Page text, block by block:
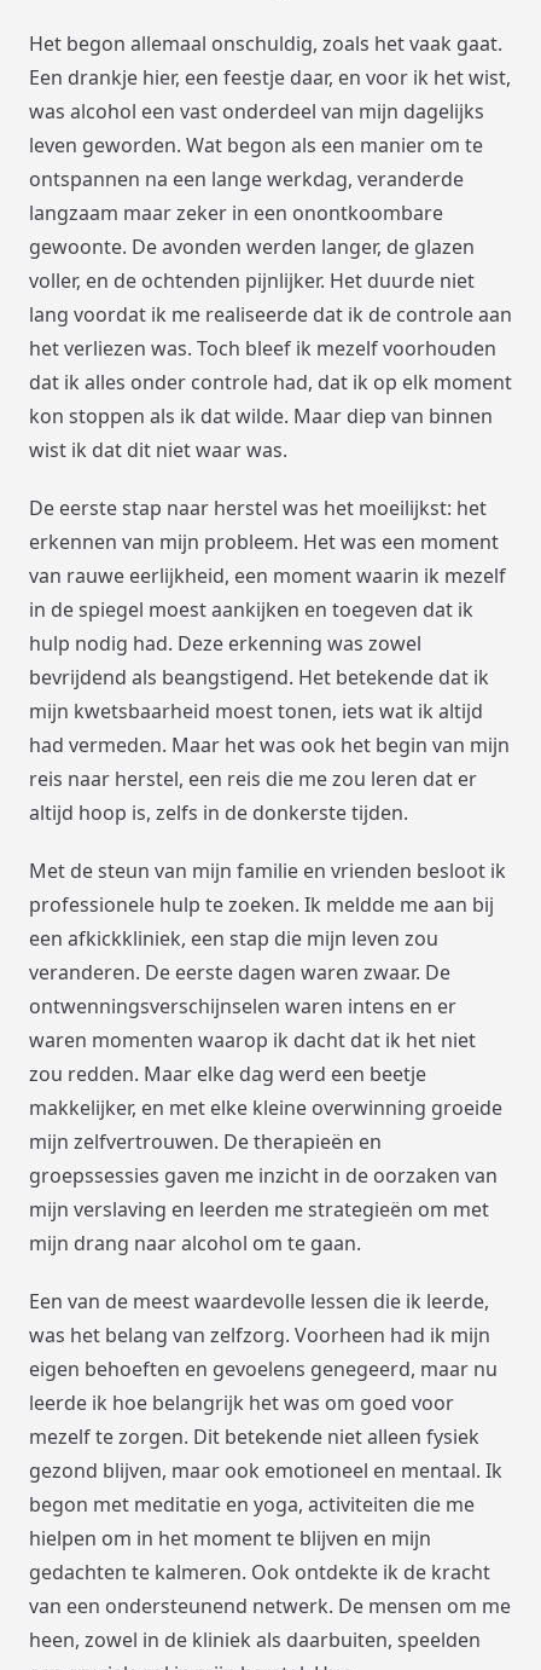
Het begon allemaal onschuldig, zoals het vaak gaat.
Een drankje hier, een feestje daar, en voor ik het wist,
was alcohol een vast onderdeel van mijn dagelijks
leven geworden. Wat begon als een manier om te
ontspannen na een lange werkdag, veranderde
langzaam maar zeker in een onontkoombare
gewoonte. De avonden werden langer, de glazen
voller, en de ochtenden pijnlijker. Het duurde niet
lang voordat ik me realiseerde dat ik de controle aan
het verliezen was. Toch bleef ik mezelf voorhouden
dat ik alles onder controle had, dat ik op elk moment
kon stoppen als ik dat wilde. Maar diep van binnen
wist ik dat dit niet waar was.
De eerste stap naar herstel was het moeilijkst: het
erkennen van mijn probleem. Het was een moment
van rauwe eerlijkheid, een moment waarin ik mezelf
in de spiegel moest aankijken en toegeven dat ik
hulp nodig had. Deze erkenning was zowel
bevrijdend als beangstigend. Het betekende dat ik
mijn kwetsbaarheid moest tonen, iets wat ik altijd
had vermeden. Maar het was ook het begin van mijn
reis naar herstel, een reis die me zou leren dat er
altijd hoop is, zelfs in de donkerste tijden.
Met de steun van mijn familie en vrienden besloot ik
professionele hulp te zoeken. Ik meldde me aan bij
een afkickkliniek, een stap die mijn leven zou
veranderen. De eerste dagen waren zwaar. De
ontwenningsverschijnselen waren intens en er
waren momenten waarop ik dacht dat ik het niet
zou redden. Maar elke dag werd een beetje
makkelijker, en met elke kleine overwinning groeide
mijn zelfvertrouwen. De therapieën en
groepssessies gaven me inzicht in de oorzaken van
mijn verslaving en leerden me strategieën om met
mijn drang naar alcohol om te gaan.
Een van de meest waardevolle lessen die ik leerde,
was het belang van zelfzorg. Voorheen had ik mijn
eigen behoeften en gevoelens genegeerd, maar nu
leerde ik hoe belangrijk het was om goed voor
mezelf te zorgen. Dit betekende niet alleen fysiek
gezond blijven, maar ook emotioneel en mentaal. Ik
begon met meditatie en yoga, activiteiten die me
hielpen om in het moment te blijven en mijn
gedachten te kalmeren. Ook ontdekte ik de kracht
van een ondersteunend netwerk. De mensen om me
heen, zowel in de kliniek als daarbuiten, speelden